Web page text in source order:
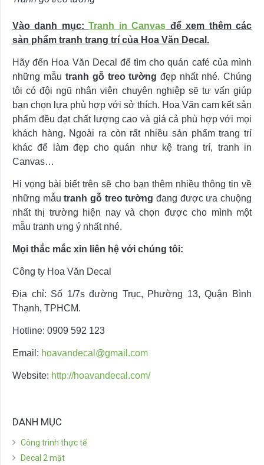
Vào danh mục:Tranh in Canvas để xem thêm các
sản phẩm tranh trang trí của Hoa Văn Decal.
Hãy đến Hoa Văn Decal để tìm cho quán café của mình
những mẫu tranh gỗ treo tường đẹp nhất nhé. Chúng
tôi có đội ngũ nhân viên chuyên nghiệp sẽ tư vấn giúp
bạn chọn lựa phù hợp với sở thích. Hoa Văn cam kết sản
phẩm đều đạt chất lượng cao và giá cả phù hợp với mọi
khách hàng. Ngoài ra còn rất nhiều sản phẩm trang trí
khác để làm đẹp cho quán như kệ trang trí, tranh in
Canvas…
Hi vọng bài biết trên sẽ cho bạn thêm nhiều thông tin về
những mẫutranh gỗ treo tường đang được ưa chuộng
nhất thị trường hiện nay và chọn được cho mình một
mẫu tranh ưng ý nhất nhé.
Mọi thắc mắc xin liên hệ với chúng tôi:
Công ty Hoa Văn Decal
Địa chỉ: Số 1/7s đường Trục, Phường 13, Quận Bình
Thạnh, TPHCM.
Hotline: 0909 592 123
Email: hoavandecal@gmail.com
Website: http://hoavandecal.com/
DANH MỤC
Công trình thực tế
Decal 2 mặt